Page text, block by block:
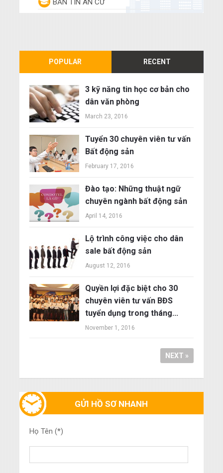
BẢN TIN AN CƯ
POPULAR RECENT
3 kỹ năng tin học cơ bản cho
dân văn phòng
March 23, 2016
Tuyển 30 chuyên viên tư vấn
Bất động sản
February 17, 2016
Đào tạo: Những thuật ngữ
chuyên ngành bất động sản
April 14, 2016
Lộ trình công việc cho dân
sale bất động sản
August 12, 2016
Quyền lợi đặc biệt cho 30
chuyên viên tư vấn BĐS
tuyển dụng trong tháng...
November 1, 2016
NEXT »
GỬI HỒ SƠ NHANH
Họ Tên (*)